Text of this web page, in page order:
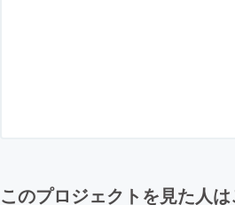
このプロジェクトを見た人